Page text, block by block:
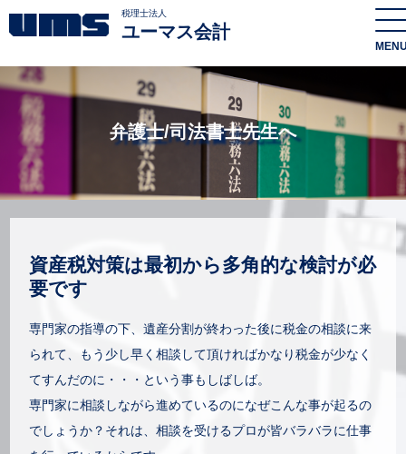
税理士法人
ユーマス会計
弁護⼠/司法書⼠先⽣へ
資産税対策は最初から多角的な検討が必
要です
専門家の指導の下、遺産分割が終わった後に税金の相談に来
られて、もう少し早く相談して頂ければかなり税金が少なく
てすんだのに・・・という事もしばしば。
専門家に相談しながら進めているのになぜこんな事が起るの
でしょうか？それは、相談を受けるプロが皆バラバラに仕事